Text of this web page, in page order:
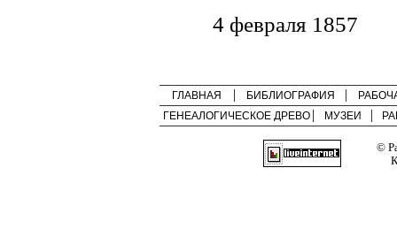
4 февраля 1857
ГЛАВНАЯ БИБЛИОГРАФИЯ
ГЕНЕАЛОГИЧЕСКОЕ ДРЕВО
МУЗЕИ
©